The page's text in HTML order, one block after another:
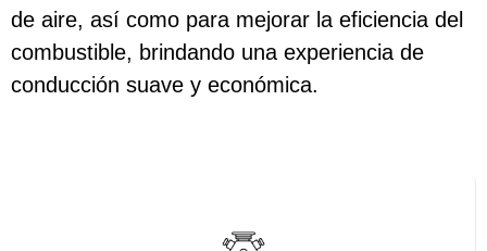
de aire, así como para mejorar la eficiencia del
combustible, brindando una experiencia de
conducción suave y económica.​